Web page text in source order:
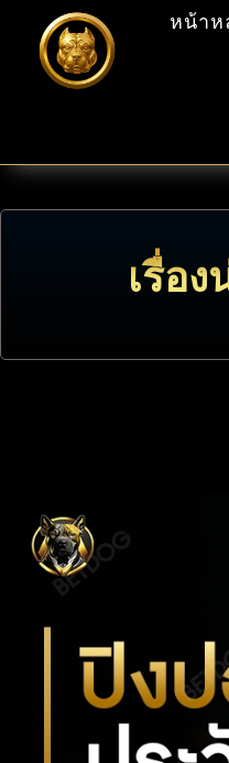
หน้าห
เรื่อ